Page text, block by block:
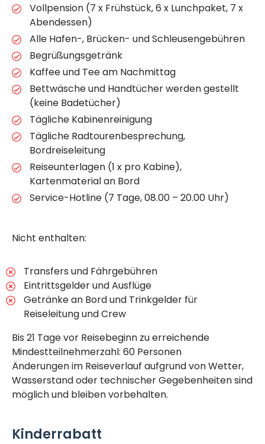
Vollpension (7 x Frühstück, 6 x Lunchpaket, 7 x
Abendessen)
Alle Hafen-, Brücken- und Schleusengebühren
Begrüßungsgetränk
Kaffee und Tee am Nachmittag
Bettwäsche und Handtücher werden gestellt
(keine Badetücher)
Tägliche Kabinenreinigung
Tägliche Radtourenbesprechung,
Bordreiseleitung
Reiseunterlagen (1 x pro Kabine),
Kartenmaterial an Bord
Service-Hotline (7 Tage, 08.00 – 20.00 Uhr)
Nicht enthalten:
Transfers und Fährgebühren
Eintrittsgelder und Ausflüge
Getränke an Bord und Trinkgelder für
Reiseleitung und Crew
Bis 21 Tage vor Reisebeginn zu erreichende
Mindestteilnehmerzahl: 60 Personen
Änderungen im Reiseverlauf aufgrund von Wetter,
Wasserstand oder technischer Gegebenheiten sind
möglich und bleiben vorbehalten.
Kinderrabatt